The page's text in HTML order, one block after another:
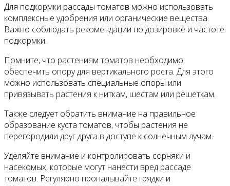
Для подкормки рассады томатов можно использовать
комплексные удобрения или органические вещества.
Важно соблюдать рекомендации по дозировке и частоте
подкормки.
Помните, что растениям томатов необходимо
обеспечить опору для вертикального роста. Для этого
можно использовать специальные опоры или
привязывать растения к ниткам, шестам или решеткам.
Также следует обратить внимание на правильное
образование куста томатов, чтобы растения не
перегородили друг друга в доступе к солнечным лучам.
Уделяйте внимание и контролировать сорняки и
насекомых, которые могут нанести вред рассаде
томатов. Регулярно пропалывайте грядки и